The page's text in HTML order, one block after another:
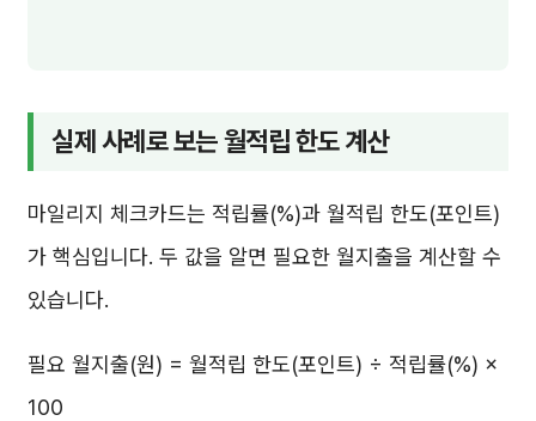
실제 사례로 보는 월적립 한도 계산
마일리지 체크카드는 적립률(%)과 월적립 한도(포인트)
가 핵심입니다. 두 값을 알면 필요한 월지출을 계산할 수
있습니다.
필요 월지출(원) = 월적립 한도(포인트) ÷ 적립률(%) ×
100